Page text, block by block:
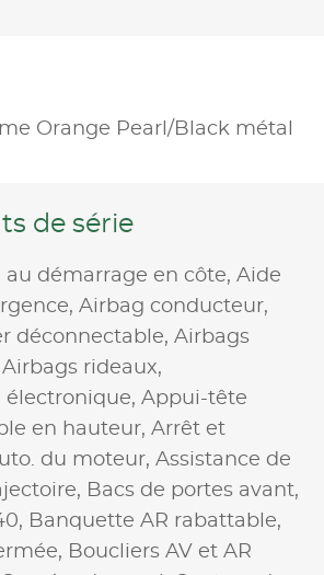
Orange Pearl/Black métal
de série
au démarrage en côte, Aide
Airbag conducteur,
déconnectable, Airbags
Airbags rideaux,
Appui-tête
en hauteur, Arrêt et
du moteur, Assistance de
Bacs de portes avant,
Banquette AR rabattable,
Boucliers AV et AR